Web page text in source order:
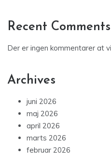
Recent Comments
Der er ingen kommentarer at
Archives
juni 2026
maj 2026
april 2026
marts 2026
februar 2026